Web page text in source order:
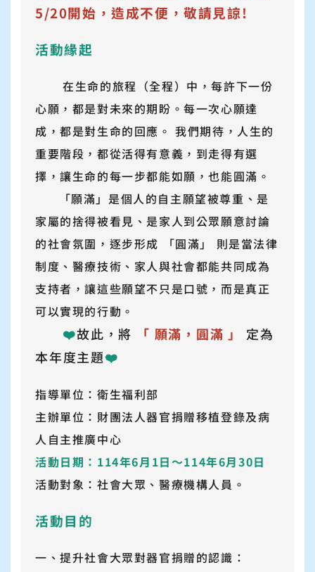
5/20開始，造成不便，敬請見諒!
活動緣起
在生命的旅程（全程）中，每許下一份
心願，都是對未來的期盼。每一次心願達
成，都是對生命的回應。 我們期待，人生的
重要階段，都從活得有意義，到走得有選
擇，讓生命的每一步都能如願，也能圓滿。
「願滿」是個人的自主願望被尊重、是
家屬的捨得被看見、是家人到公眾願意討論
的社會氛圍，逐步形成 「圓滿」 則是當法律
制度、醫療技術、家人與社會都能共同成為
支持者，讓這些願望不只是口號，而是真正
可以實現的行動。
❤️故此，將 「 願滿，圓滿 」
定為
本年度主題❤️
指導單位：衛生福利部
主辦單位：財團法人器官捐贈移植登錄及病
人自主推廣中心
活動日期：114年6月1日～114年6月30日
活動對象：社會大眾、醫療機構人員。
活動目的
一、提升社會大眾對器官捐贈的認識：